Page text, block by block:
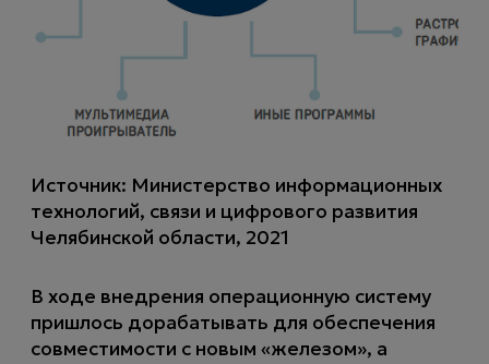
Источник: Министерство информационных
технологий, связи и цифрового развития
Челябинской области, 2021
В ходе внедрения операционную систему
пришлось дорабатывать для обеспечения
совместимости с новым «железом», а